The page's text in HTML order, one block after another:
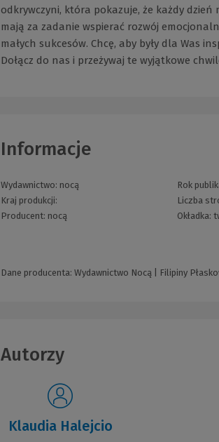
odkrywczyni, która pokazuje, że każdy dzień
mają za zadanie wspierać rozwój
małych sukcesów. Chcę, aby były dla Was
Dołącz do nas i przeżywaj te wyjątkowe
Informacje
Wydawnictwo: nocą
Kraj produkcji:
Producent: nocą
Rok
Liczba
Okładka:
Dane producenta: Wydawnictwo Nocą | Filipiny
Autorzy
Klaudia Halejcio